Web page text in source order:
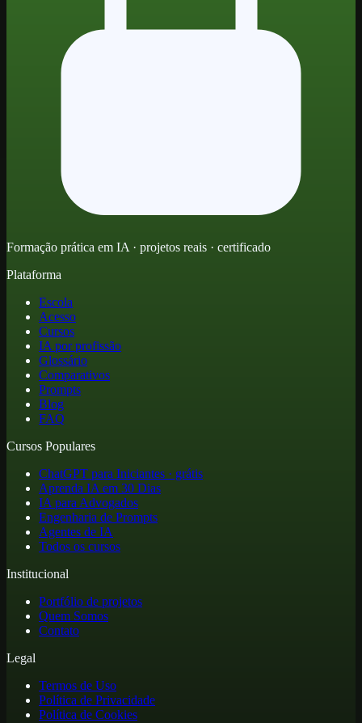
Formação prática em IA · projetos reais · certificado
Plataforma
Escola
Acesso
Cursos
IA por profissão
Glossário
Comparativos
Prompts
Blog
FAQ
Cursos Populares
ChatGPT para Iniciantes · grátis
Aprenda IA em 30 Dias
IA para Advogados
Engenharia de Prompts
Agentes de IA
Todos os cursos
Institucional
Portfólio de projetos
Quem Somos
Contato
Legal
Termos de Uso
Política de Privacidade
Política de Cookies